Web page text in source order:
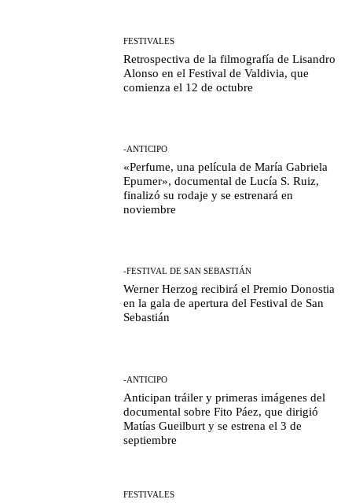
FESTIVALES
Retrospectiva de la filmografía de Lisandro
Alonso en el Festival de Valdivia, que
comienza el 12 de octubre
-ANTICIPO
«Perfume, una película de María Gabriela
Epumer», documental de Lucía S. Ruiz,
finalizó su rodaje y se estrenará en
noviembre
-FESTIVAL DE SAN SEBASTIÁN
Werner Herzog recibirá el Premio Donostia
en la gala de apertura del Festival de San
Sebastián
-ANTICIPO
Anticipan tráiler y primeras imágenes del
documental sobre Fito Páez, que dirigió
Matías Gueilburt y se estrena el 3 de
septiembre
FESTIVALES